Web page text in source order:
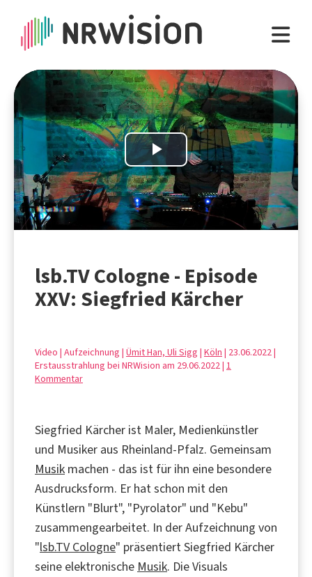
Play
Video
lsb.TV Cologne - Episode
XXV: Siegfried Kärcher
Video | Aufzeichnung | Ümit Han, Uli Sigg | Köln | 23.06.2022 |
Erstausstrahlung bei NRWision am 29.06.2022 | 1
Kommentar
Siegfried Kärcher ist Maler, Medienkünstler
und Musiker aus Rheinland-Pfalz. Gemeinsam
Musik machen - das ist für ihn eine besondere
Ausdrucksform. Er hat schon mit den
Künstlern "Blurt", "Pyrolator" und "Kebu"
zusammengearbeitet. In der Aufzeichnung von
"lsb.TV Cologne" präsentiert Siegfried Kärcher
seine elektronische Musik. Die Visuals